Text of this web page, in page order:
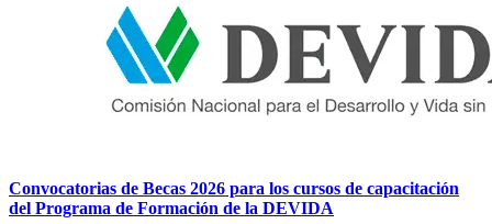
Convocatorias de Becas 2026 para los cursos de capacitación
del Programa de Formación de la DEVIDA